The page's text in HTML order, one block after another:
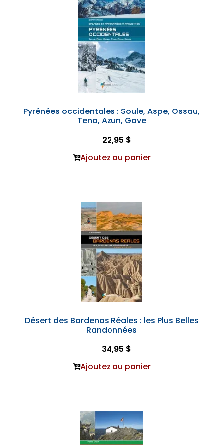
Pyrénées occidentales : Soule, Aspe, Ossau,
Tena, Azun, Gave
22,95 $
Ajoutez au panier
Désert des Bardenas Réales : les Plus Belles
Randonnées
34,95 $
Ajoutez au panier